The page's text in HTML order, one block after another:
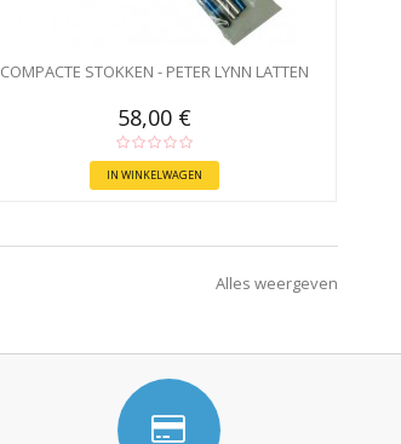
COMPACTE STOKKEN - PETER LYNN LATTEN
58,00 €
IN WINKELWAGEN
Alles weergeven